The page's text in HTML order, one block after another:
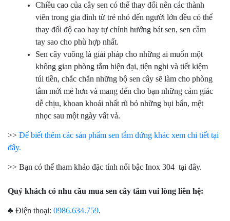
Chiều cao của cây sen có thể thay đổi nên các thành
viên trong gia đình từ trẻ nhỏ đến người lớn đều có thể
thay đổi độ cao hay tự chỉnh hướng bát sen, sen cầm
tay sao cho phù hợp nhất.
Sen cây vuông là giải pháp cho những ai muốn một
không gian phòng tắm hiện đại, tiện nghi và tiết kiệm
túi tiền, chắc chắn những bộ sen cây sẽ làm cho phòng
tắm mới mẻ hơn và mang đến cho bạn những cảm giác
dễ chịu, khoan khoái nhất rũ bỏ những bụi bẩn, mệt
nhọc sau một ngày vất vả.
>> Để biết thêm các sản phẩm sen tắm đứng khác xem chi tiết tại
đây.
>> Bạn có thể tham khảo đặc tính nổi bậc Inox 304 tại đây.
Quý khách có nhu cầu mua sen cây tắm vui lòng liên hệ:
♣ Điện thoại: 0986.634.759.